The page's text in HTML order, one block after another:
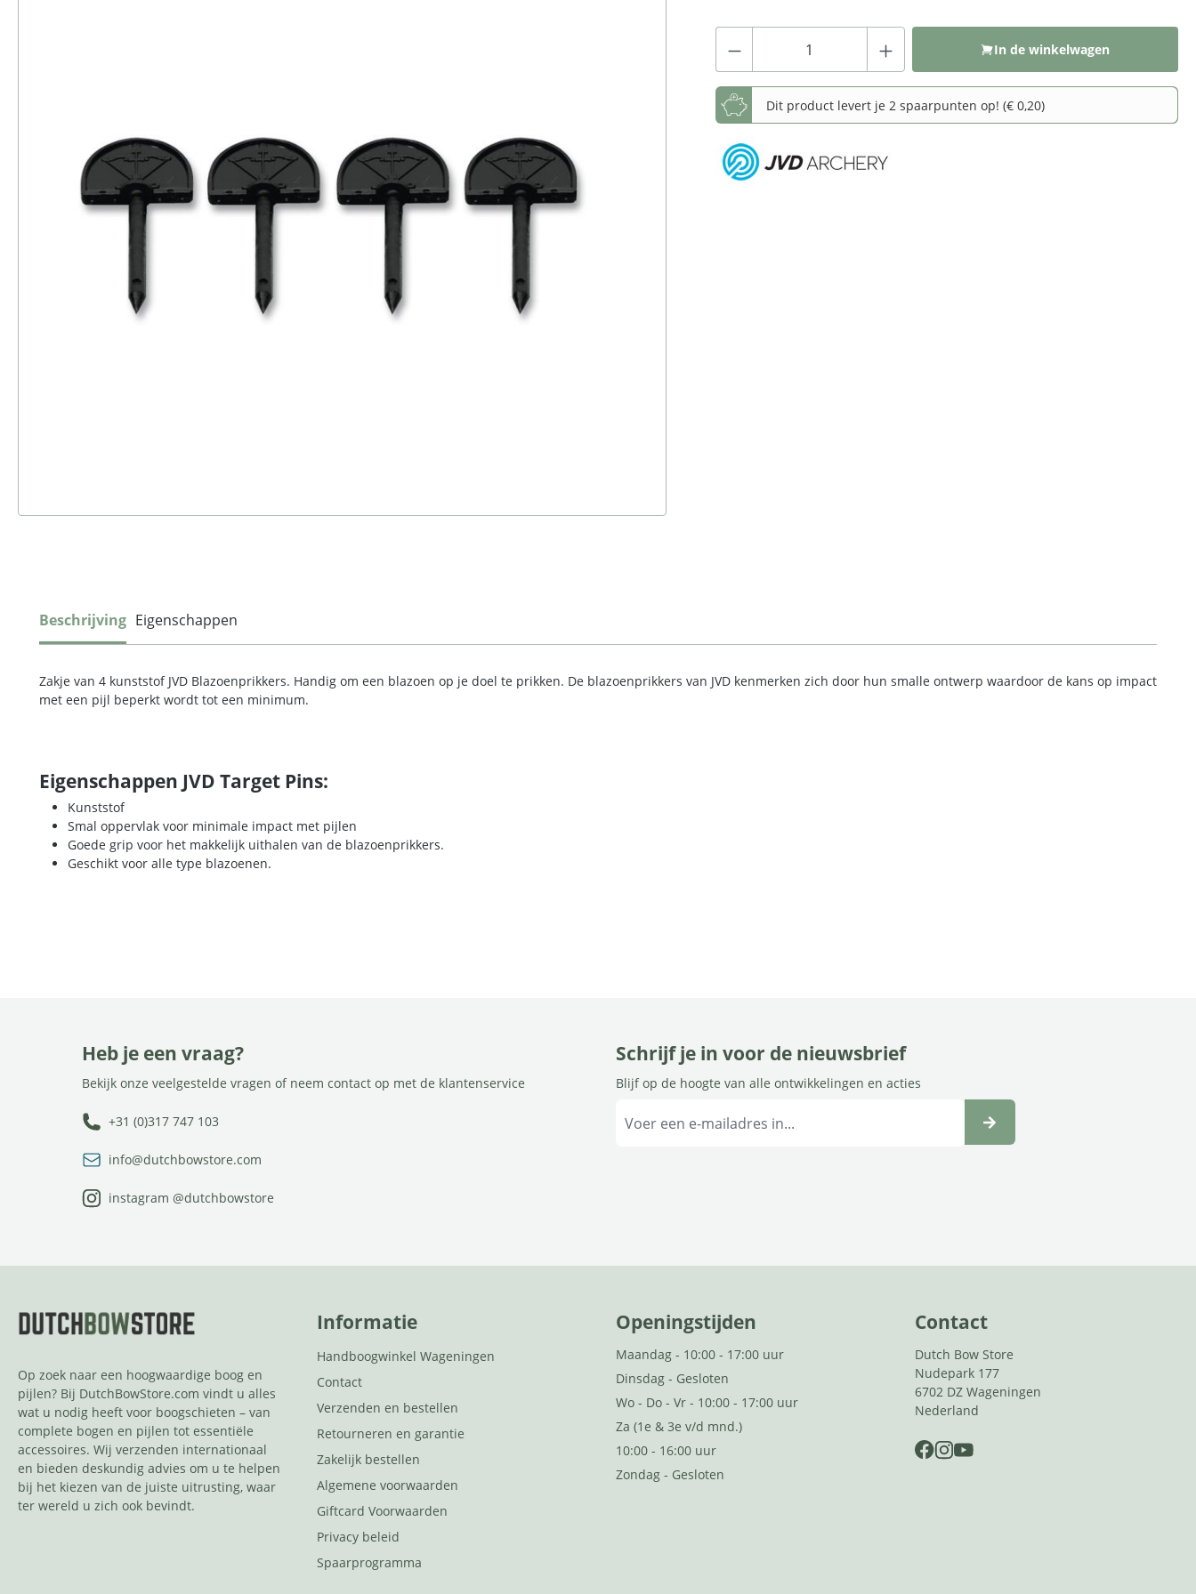
In de winkelwagen
Dit product levert je 2 spaarpunten op! (€ 0,20)
Beschrijving Eigenschappen
Zakje van 4 kunststof JVD Blazoenprikkers. Handig om een blazoen op je doel te prikken. De blazoenprikkers van JVD kenmerken zich door hun smalle ontwerp waardoor de kans op impact
met een pijl beperkt wordt tot een minimum.
Eigenschappen JVD Target Pins:
Kunststof
Smal oppervlak voor minimale impact met pijlen
Goede grip voor het makkelijk uithalen van de blazoenprikkers.
Geschikt voor alle type blazoenen.
Heb je een vraag?
Bekijk onze veelgestelde vragen of neem contact op met de klantenservice
+31 (0)317 747 103
info@dutchbowstore.com
instagram @dutchbowstore
Schrijf je in voor de nieuwsbrief
Blijf op de hoogte van alle ontwikkelingen en acties
Contact
Dutch Bow Store
Nudepark 177
6702 DZ Wageningen
Nederland
Op zoek naar een hoogwaardige boog en
pijlen? Bij DutchBowStore.com vindt u alles
wat u nodig heeft voor boogschieten – van
complete bogen en pijlen tot essentiële
accessoires. Wij verzenden internationaal
en bieden deskundig advies om u te helpen
bij het kiezen van de juiste uitrusting, waar
ter wereld u zich ook bevindt.
Informatie
Handboogwinkel Wageningen
Contact
Verzenden en bestellen
Retourneren en garantie
Zakelijk bestellen
Algemene voorwaarden
Giftcard Voorwaarden
Privacy beleid
Spaarprogramma
Openingstijden
Maandag - 10:00 - 17:00 uur
Dinsdag - Gesloten
Wo - Do - Vr - 10:00 - 17:00 uur
Za (1e & 3e v/d mnd.)
10:00 - 16:00 uur
Zondag - Gesloten